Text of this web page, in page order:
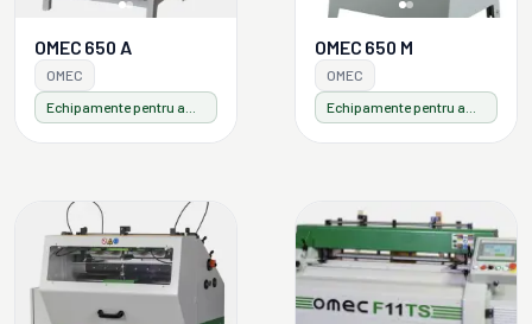
OMEC 650 A
OMEC
OMEC 650 M
OMEC